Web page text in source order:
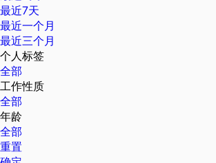
最近7天
最近一个月
最近三个月
个人标签
全部
工作性质
全部
年龄
全部
重置